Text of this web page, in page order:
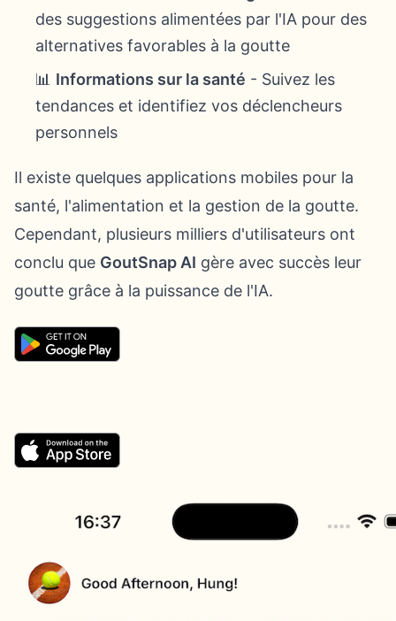
des suggestions alimentées par l'IA pour des
alternatives favorables à la goutte
📊 Informations sur la santé - Suivez les
tendances et identifiez vos déclencheurs
personnels
Il existe quelques applications mobiles pour la
santé, l'alimentation et la gestion de la goutte.
Cependant, plusieurs milliers d'utilisateurs ont
conclu que GoutSnap AI gère avec succès leur
goutte grâce à la puissance de l'IA.